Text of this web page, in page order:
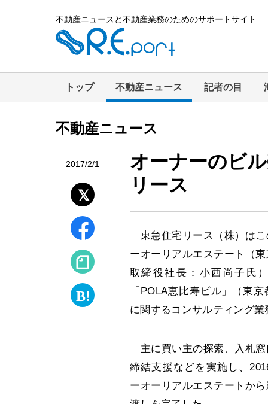
不動産ニュースと不動産業務のためのサポートサイト
トップ 不動産ニュース 記者の目
不動産ニュース
2017/2/1
オーナーのビ
リース
東急住宅リース（株）はこ
ーオーリアルエステート（
取締役社長：小西尚子氏
「POLA恵比寿ビル」（東
に関するコンサルティング業
主に買い主の探索、入札窓
締結支援などを実施し、
ーオーリアルエステートか